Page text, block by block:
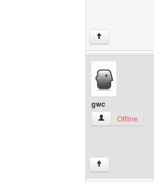
↑
gwc
gwc Benutzer-
Offline
↑